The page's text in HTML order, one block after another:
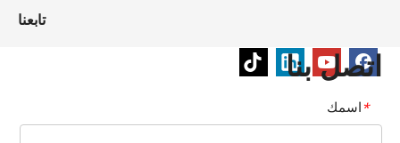
تابعنا
اتصل بنا
*اسمك